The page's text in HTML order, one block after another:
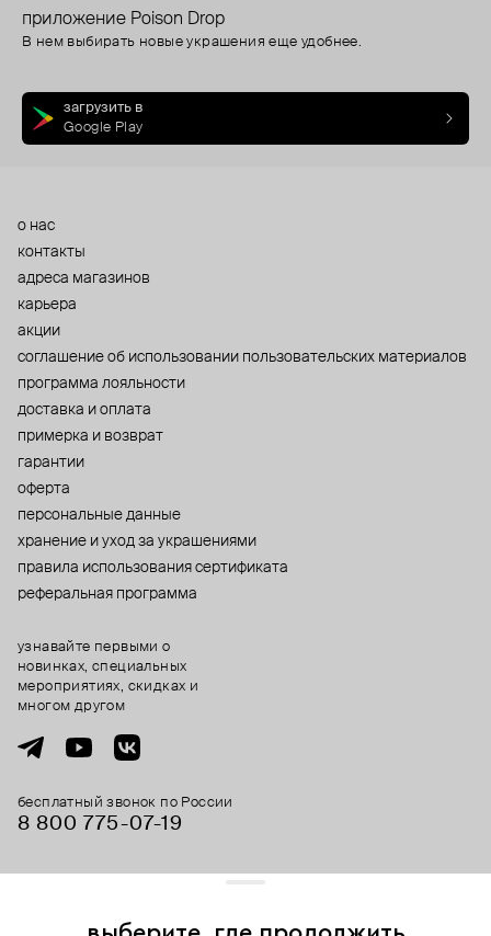
приложение Poison Drop
В нем выбирать новые украшения еще удобнее.
загрузить в
Google Play
о нас
контакты
адреса магазинов
карьера
акции
cоглашение об использовании пользовательских материалов
программа лояльности
доставка и оплата
примерка и возврат
гарантии
оферта
персональные данные
хранение и уход за украшениями
правила использования сертификата
реферальная программа
бесплатный звонок по России
8 800 775⁠-07⁠-19
узнавайте первыми о
новинках, специальных
мероприятиях, скидках и
многом другом